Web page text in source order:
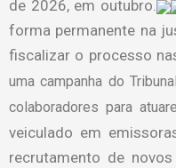
de 2026, em outubro.
forma permanente na
fiscalizar o processo
uma campanha do
colaboradores para
veiculado em
recrutamento de